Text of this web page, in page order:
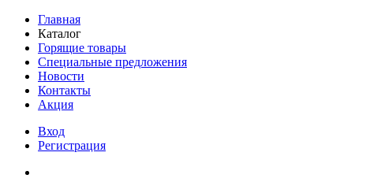
Главная
Каталог
Горящие товары
Специальные предложения
Новости
Контакты
Акция
Вход
Регистрация